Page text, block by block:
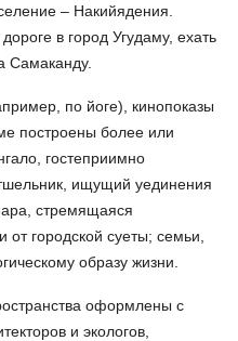
– Накийядения.
в город Угудаму, ехать
Самаканду.
по йоге), кинопоказы
построены более или
гостеприимно
ищущий уединения
стремящаяся
от городской суеты; семьи,
образу жизни.
оформлены с
и экологов,